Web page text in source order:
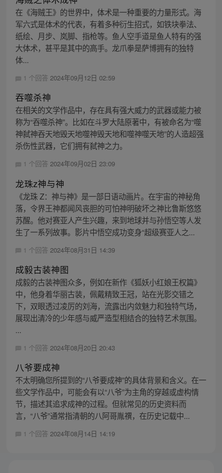
在《海贼王》的世界中，体术是一种重要的力量形式。海
军六式是体术的代表，有着多种衍生招式，如铁块拳法、
纸绘、月步、岚脚、指枪等。鱼人空手道是鱼人特有的强
大体术，甚平是其中的高手。龙爪拳是萨博拥有的独特
体...
1 个回答 2024年09月12日 02:59
吞噬杀神
在相关的文学作品中，存在具有强大威力的武器或能力被
称为“吞噬杀神”。比如在斗罗大陆原著中，有被命名为“噬
神弑神吞天地毁天地噬神毁天地和噬神噬天地”的人造超强
杀伤性武器，它们拥有弑神之力。
1 个回答 2024年09月02日 23:09
龙珠z神与神
《龙珠 Z：神与神》是一部日语动画片。在宇宙的神秘角
落，令界王神都闻风丧胆的可怕神明破坏之神比鲁斯悠悠
苏醒。他对赛亚人产生兴趣，来到地球并与孙悟空等人发
生了一系列故事。影片中悟空成功变身“超级赛亚人之...
1 个回答 2024年08月31日 14:39
成毅古装神图
成毅的古装神图众多，例如在新作《狐妖小红娘王权篇》
中，他身着华丽古装，佩戴精致王冠，站在光影交错之
下，双眼透过凌厉的刘海，流露出内敛魅力和独特气场，
展现出清冷的少年感与威严造型相结合的独特艺术氛围。
...
1 个回答 2024年08月20日 20:43
八爷要成神
不太明确您所提到的“八爷要成神”的具体背景和含义。在一
些文学作品中，可能会有以“八爷”为主角的穿越或虚构情
节，描述其追求成神的过程。但就常见的历史资料而
言，“八爷”通常指清朝的八阿哥胤禩，在历史记载中...
1 个回答 2024年08月14日 14:19